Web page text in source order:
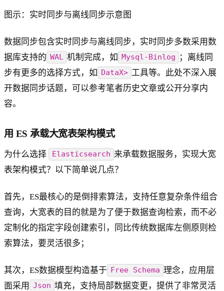
图示：实时同步与离线同步示意图
数据同步包含实时同步与离线同步，实时同步多数采用数
据库支持的 WAL 机制完成，如 Mysql-Binlog
；离线同
步有更多的选择方式，如 DataX> 工具等。此处不深入展
开数据同步话题，可以参考笔者历史文章或公开分享内
容。
用 ES 承载大宽表架构模式
为什么选择 Elasticsearch 来承载数据服务，实现大宽
表架构模式？以下简单说几点？
首先，ES最核心的是倒排索算法，支持任意复杂条件组合
查询，大宽表的目的就是为了便于数据查询检索，而不必
定制化的指定字段创建索引，同比传统数据库左侧原则检
索算法，要灵活很多；
其次，ES数据模型构造基于 Free Schema 理念，应用层
面采用 Json 填充，支持局部数据变更，提供了非常灵活